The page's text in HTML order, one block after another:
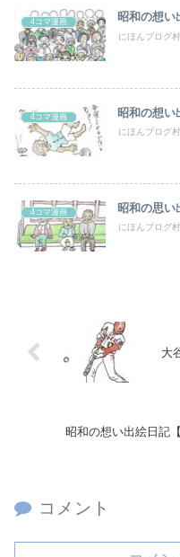
4コマ漫画 昭和の想い
にほんブログ村
4コマ漫画 昭和の想い
にほんブログ
4コマ漫画 昭和の思い
にほんブログ
大
昭和の想い出絵日記
コメント